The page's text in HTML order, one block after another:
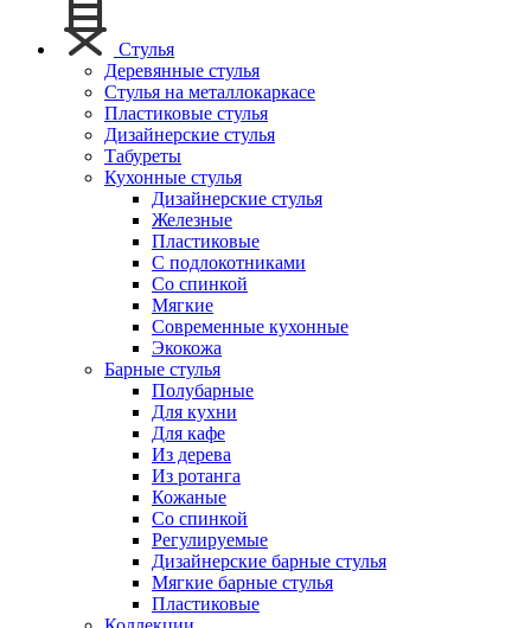
Стулья
Деревянные стулья
Стулья на металлокаркасе
Пластиковые стулья
Дизайнерские стулья
Табуреты
Кухонные стулья
Дизайнерские стулья
Железные
Пластиковые
С подлокотниками
Со спинкой
Мягкие
Современные кухонные
Экокожа
Барные стулья
Полубарные
Для кухни
Для кафе
Из дерева
Из ротанга
Кожаные
Со спинкой
Регулируемые
Дизайнерские барные стулья
Мягкие барные стулья
Пластиковые